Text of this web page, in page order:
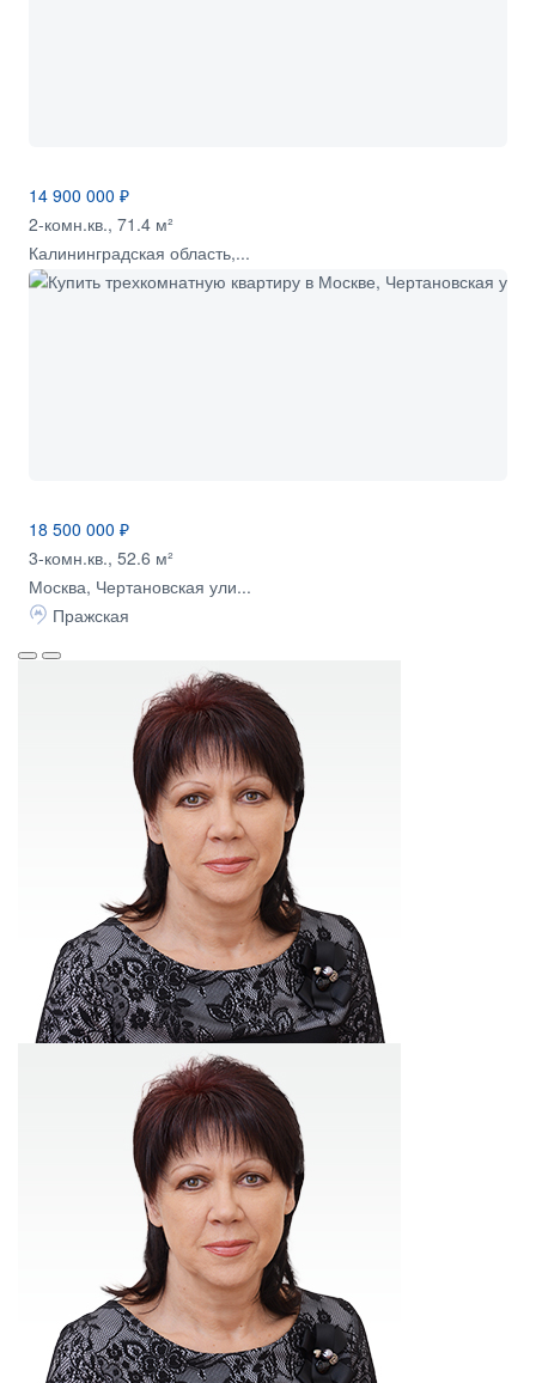
14 900 000 ₽
2-комн.кв., 71.4 м²
Калининградская область,...
18 500 000 ₽
3-комн.кв., 52.6 м²
Москва, Чертановская ули...
Пражская